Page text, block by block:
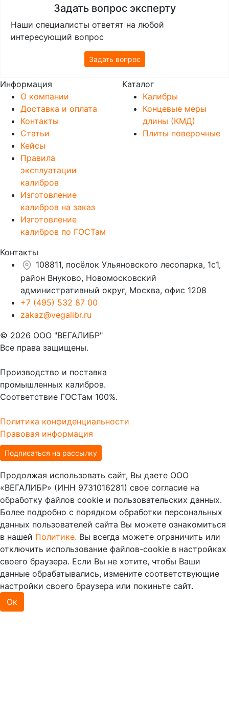
Задать вопрос эксперту
Наши специалисты ответят на любой
интересующий вопрос
Задать вопрос
Информация
О компании
Доставка и оплата
Контакты
Статьи
Кейсы
Правила
эксплуатации
калибров
Изготовление
калибров на заказ
Изготовление
калибров по ГОСТам
Каталог
Калибры
Концевые меры
длины (КМД)
Плиты поверочные
Контакты
108811, посёлок Ульяновского лесопарка, 1с1,
район Внуково, Новомосковский
административный округ, Москва, офис 1208
+7 (495) 532 87 00
zakaz@vegalibr.ru
© 2026 ООО "ВЕГАЛИБР"
Все права защищены.
Производство и поставка
промышленных калибров.
Соответствие ГОСТам 100%.
Политика конфиденциальности
Правовая информация
Подписаться на рассылку
Продолжая использовать сайт, Вы даете ООО
«ВЕГАЛИБР» (ИНН 9731016281) свое согласие на
обработку файлов cookie и пользовательских данных.
Более подробно с порядком обработки персональных
данных пользователей сайта Вы можете ознакомиться
в нашей Политике. Вы всегда можете ограничить или
отключить использование файлов-cookie в настройках
своего браузера. Если Вы не хотите, чтобы Ваши
данные обрабатывались, измените соответствующие
настройки своего браузера или покиньте сайт.
Ок